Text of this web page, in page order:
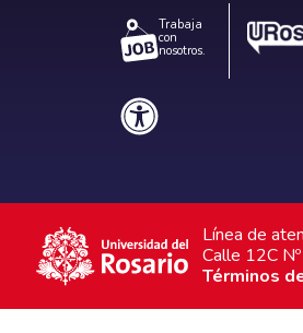
Trabaja
con
nosotros.
Línea de
Calle 12C
Términos